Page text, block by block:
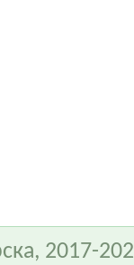
2017-